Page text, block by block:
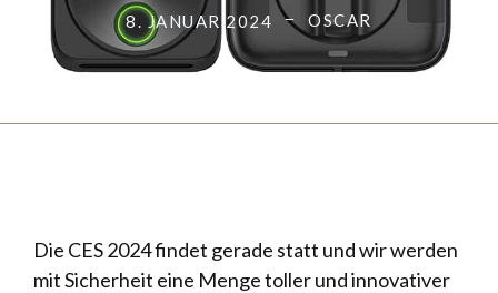
8. JANUAR 2024 OSCAR
Die CES 2024 findet gerade statt und wir werden
mit Sicherheit eine Menge toller und innovativer